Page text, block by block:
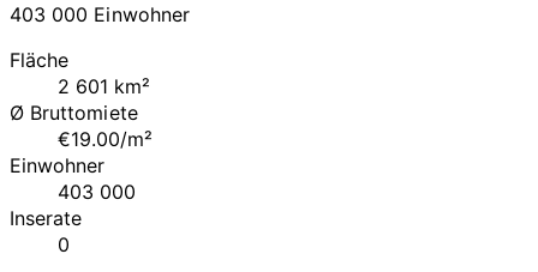
403 000 Einwohner
Fläche
2 601 km²
Ø Bruttomiete
€19.00/m²
Einwohner
403 000
Inserate
0